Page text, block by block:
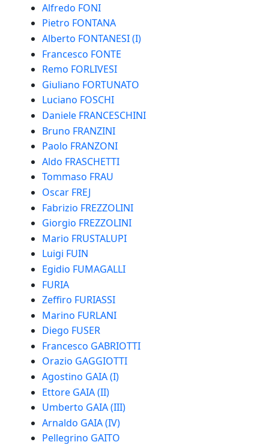
Alfredo FONI
Pietro FONTANA
Alberto FONTANESI (I)
Francesco FONTE
Remo FORLIVESI
Giuliano FORTUNATO
Luciano FOSCHI
Daniele FRANCESCHINI
Bruno FRANZINI
Paolo FRANZONI
Aldo FRASCHETTI
Tommaso FRAU
Oscar FREJ
Fabrizio FREZZOLINI
Giorgio FREZZOLINI
Mario FRUSTALUPI
Luigi FUIN
Egidio FUMAGALLI
FURIA
Zeffiro FURIASSI
Marino FURLANI
Diego FUSER
Francesco GABRIOTTI
Orazio GAGGIOTTI
Agostino GAIA (I)
Ettore GAIA (II)
Umberto GAIA (III)
Arnaldo GAIA (IV)
Pellegrino GAITO